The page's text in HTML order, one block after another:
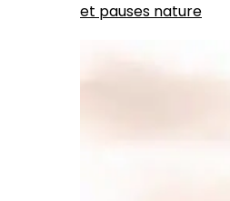
et pauses nature